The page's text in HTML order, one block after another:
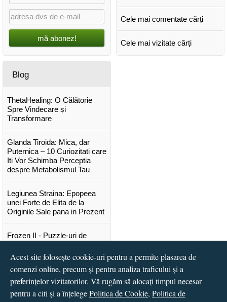
mă abonez!
Cele mai comentate cărți
Cele mai vizitate cărți
Blog
ThetaHealing: O Călătorie
Spre Vindecare și
Transformare
Glanda Tiroida: Mica, dar
Puternica – 10 Curiozitati care
Iti Vor Schimba Perceptia
despre Metabolismul Tau
Legiunea Straina: Epopeea
unei Forte de Elita de la
Originile Sale pana in Prezent
Frozen II - Puzzle-uri de
Lansare "Portocalele verzi" de
Vitali Cipileaga
Acest site folosește cookie-uri pentru a permite plasarea de
comenzi online, precum și pentru analiza traficului și a
preferințelor vizitatorilor. Vă rugăm să alocați timpul necesar
pentru a citi și a înțelegePolitica de Cookie, Politica de